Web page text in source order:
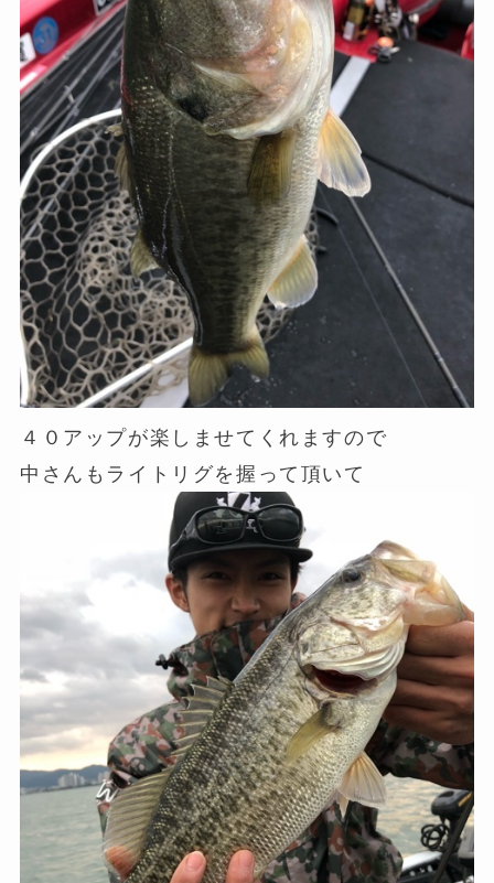
４０アップが楽しませてくれますので
中さんもライトリグを握って頂いて